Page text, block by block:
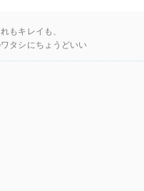
もキレイも、
タシにちょうどいい